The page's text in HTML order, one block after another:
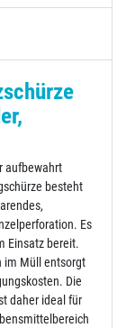
aufbewahrt
besteht
Es
Einsatz bereit.
im Müll entsorgt
Die
daher ideal für